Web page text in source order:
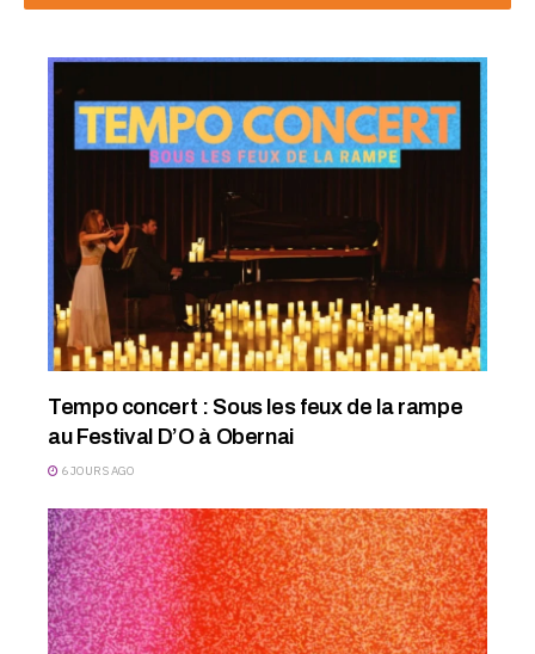
Tempo concert : Sous les feux de la rampe
au Festival D’O à Obernai
6 JOURS AGO